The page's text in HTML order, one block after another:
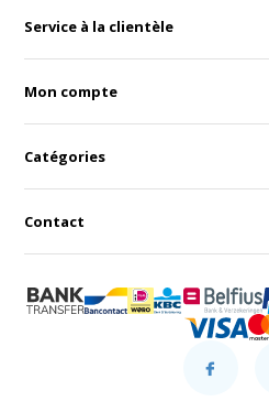
Service à la clientèle
Mon compte
Catégories
Contact